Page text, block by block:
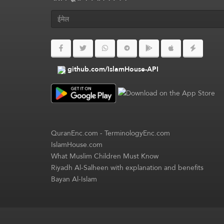
github.com/IslamHouse-API
QuranEnc.com-TerminologyEnc.com
IslamHouse.com
What Muslim Children Must Know
Riyadh Al-Salheen with explanation and benefits
Bayan Al-Islam